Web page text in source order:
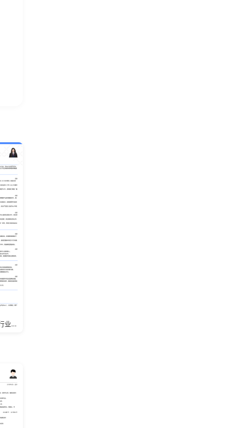
海外广告投放/游戏行业/应届生简历模板